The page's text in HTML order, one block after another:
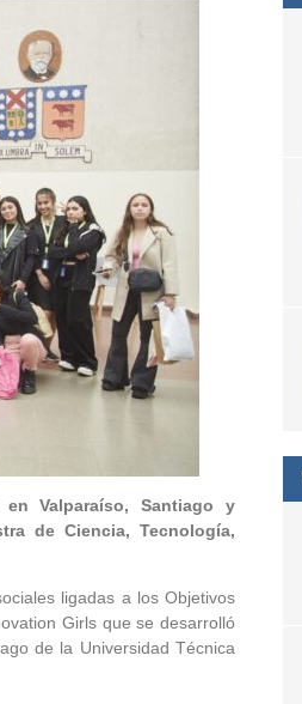
Valparaíso, Santiago y
de Ciencia, Tecnología,
ligadas a los Objetivos
Girls que se desarrolló
de la Universidad Técnica